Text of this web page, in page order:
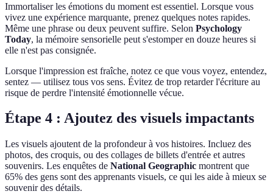
Immortaliser les émotions du moment est essentiel. Lorsque vous
vivez une expérience marquante, prenez quelques notes rapides.
Même une phrase ou deux peuvent suffire. Selon Psychology
Today, la mémoire sensorielle peut s'estomper en douze heures si
elle n'est pas consignée.
Lorsque l'impression est fraîche, notez ce que vous voyez, entendez,
sentez — utilisez tous vos sens. Évitez de trop retarder l'écriture au
risque de perdre l'intensité émotionnelle vécue.
Étape 4 : Ajoutez des visuels impactants
Les visuels ajoutent de la profondeur à vos histoires. Incluez des
photos, des croquis, ou des collages de billets d'entrée et autres
souvenirs. Les enquêtes de National Geographic montrent que
65% des gens sont des apprenants visuels, ce qui les aide à mieux se
souvenir des détails.